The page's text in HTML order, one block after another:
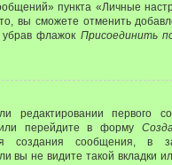
пункта «Личные
вы сможете отменить
флажок Присоединить
редактировании первого
перейдите в форму
создания сообщения, в
вы не видите такой вкладки